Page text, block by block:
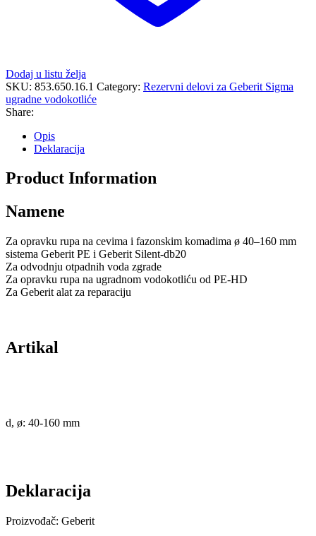
Dodaj u listu želja
SKU: 853.650.16.1 Category: Rezervni delovi za Geberit Sigma
ugradne vodokotliće
Share:
Opis
Deklaracija
Product Information
Namene
Za opravku rupa na cevima i fazonskim komadima ø 40–160 mm
sistema Geberit PE i Geberit Silent-db20
Za odvodnju otpadnih voda zgrade
Za opravku rupa na ugradnom vodokotliću od PE-HD
Za Geberit alat za reparaciju
Artikal
d, ø: 40-160 mm
Deklaracija
Proizvođač: Geberit